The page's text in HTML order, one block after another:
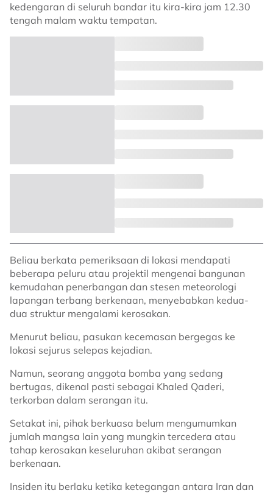
kedengaran di seluruh bandar itu kira-kira jam 12.30
tengah malam waktu tempatan.
Beliau berkata pemeriksaan di lokasi mendapati
beberapa peluru atau projektil mengenai bangunan
kemudahan penerbangan dan stesen meteorologi
lapangan terbang berkenaan, menyebabkan kedua-
dua struktur mengalami kerosakan.
Menurut beliau, pasukan kecemasan bergegas ke
lokasi sejurus selepas kejadian.
Namun, seorang anggota bomba yang sedang
bertugas, dikenal pasti sebagai Khaled Qaderi,
terkorban dalam serangan itu.
Setakat ini, pihak berkuasa belum mengumumkan
jumlah mangsa lain yang mungkin tercedera atau
tahap kerosakan keseluruhan akibat serangan
berkenaan.
Insiden itu berlaku ketika ketegangan antara Iran dan